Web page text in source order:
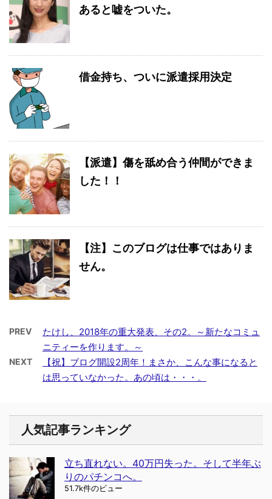
あると嘘をついた。
借金持ち、ついに派遣採用決定
【派遣】傷を舐め合う仲間ができま
した！！
【注】このブログは仕事ではありま
せん。
PREV
たけし、2018年の重大発表、その2。～新たなコミュ
ニティーを作ります。～
NEXT
【祝】ブログ開設2周年！まさか、こんな事になると
は思っていなかった。あの頃は・・・。
人気記事ランキング
立ち直れない。40万円失った。そして半年ぶ
りのパチンコへ。
51.7k件のビュー